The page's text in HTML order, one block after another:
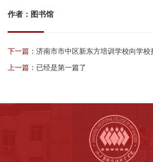
作者：图书馆
下一篇： 济南市市中区新东方培训学校向学
上一篇： 已经是第一篇了